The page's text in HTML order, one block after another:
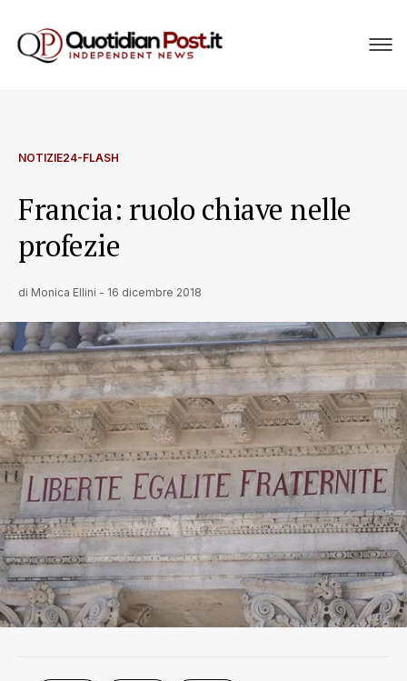
NOTIZIE24-FLASH
Francia: ruolo chiave nelle
profezie
di Monica Ellini - 16 dicembre 2018